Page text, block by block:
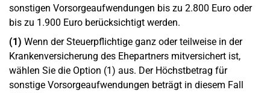
sonstigen Vorsorgeaufwendungen bis zu 2.800 Euro oder
bis zu 1.900 Euro berücksichtigt werden.
(1) Wenn der Steuerpflichtige ganz oder teilweise in der
Krankenversicherung des Ehepartners mitversichert ist,
wählen Sie die Option (1) aus. Der Höchstbetrag für
sonstige Vorsorgeaufwendungen beträgt in diesem Fall